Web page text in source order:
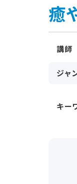
癒
講師
ジャ
キー